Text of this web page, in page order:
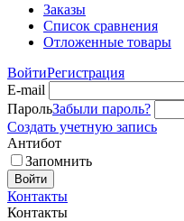
Заказы
Список сравнения
Отложенные товары
ВойтиРегистрация
E-mail
ПарольЗабыли пароль?
Создать учетную запись
Антибот
Запомнить
Войти
Контакты
Контакты